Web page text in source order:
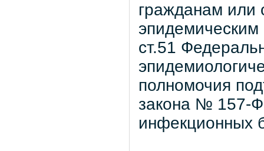
гражданам или
эпидемическим
ст.51
полномочия
закона № 157-
инфекционных